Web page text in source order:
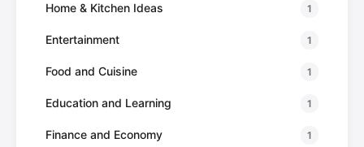
Home & Kitchen Ideas 1
Entertainment 1
Food and Cuisine 1
Education and Learning 1
Finance and Economy 1